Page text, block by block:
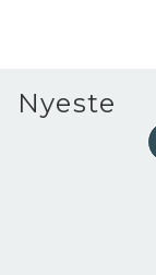
Nyeste